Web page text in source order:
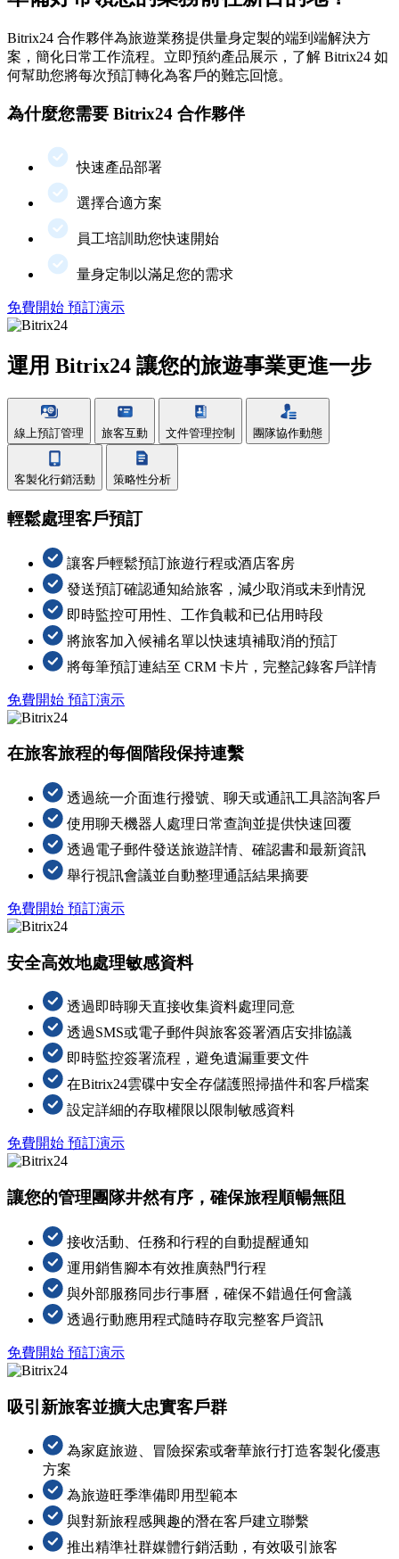
Bitrix24 合作夥伴為旅遊業務提供量身定製的端到端解決方
案，簡化日常工作流程。立即預約產品展示，了解 Bitrix24 如
何幫助您將每次預訂轉化為客戶的難忘回憶。
為什麼您需要 Bitrix24 合作夥伴
快速產品部署
選擇合適方案
員工培訓助您快速開始
量身定制以滿足您的需求
免費開始 預訂演示
運用 Bitrix24 讓您的旅遊事業更進一步
線上預訂管理 旅客互動 文件管理控制 團隊協作動態
客製化行銷活動 策略性分析
輕鬆處理客戶預訂
讓客戶輕鬆預訂旅遊行程或酒店客房
發送預訂確認通知給旅客，減少取消或未到情況
即時監控可用性、工作負載和已佔用時段
將旅客加入候補名單以快速填補取消的預訂
將每筆預訂連結至 CRM 卡片，完整記錄客戶詳情
免費開始 預訂演示
在旅客旅程的每個階段保持連繫
透過統一介面進行撥號、聊天或通訊工具諮詢客戶
使用聊天機器人處理日常查詢並提供快速回覆
透過電子郵件發送旅遊詳情、確認書和最新資訊
舉行視訊會議並自動整理通話結果摘要
免費開始 預訂演示
安全高效地處理敏感資料
透過即時聊天直接收集資料處理同意
透過SMS或電子郵件與旅客簽署酒店安排協議
即時監控簽署流程，避免遺漏重要文件
在Bitrix24雲碟中安全存儲護照掃描件和客戶檔案
設定詳細的存取權限以限制敏感資料
免費開始 預訂演示
讓您的管理團隊井然有序，確保旅程順暢無阻
接收活動、任務和行程的自動提醒通知
運用銷售腳本有效推廣熱門行程
與外部服務同步行事曆，確保不錯過任何會議
透過行動應用程式隨時存取完整客戶資訊
免費開始 預訂演示
吸引新旅客並擴大忠實客戶群
為家庭旅遊、冒險探索或奢華旅行打造客製化優惠
方案
為旅遊旺季準備即用型範本
與對新旅程感興趣的潛在客戶建立聯繫
推出精準社群媒體行銷活動，有效吸引旅客